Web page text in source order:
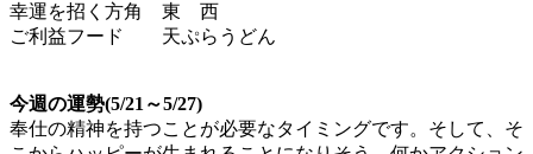
幸運を招く方角 東 西
ご利益フード 天ぷらうどん
今週の運勢(5/21～5/27)
奉仕の精神を持つことが必要なタイミングです。そして、そ